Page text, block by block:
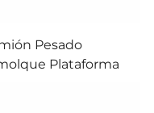
Pesado
Plataforma